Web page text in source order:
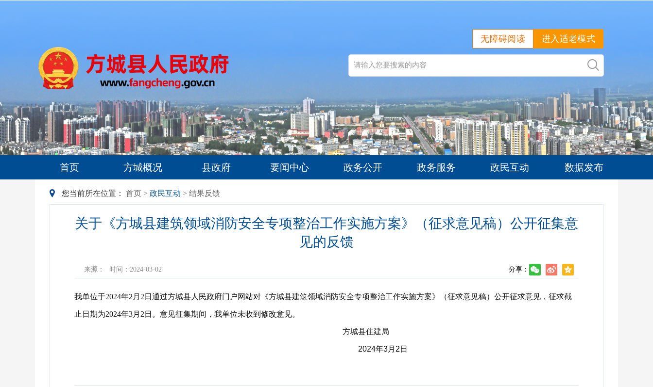
进入适老模式
无障碍阅读
首页 方城概况 县政府 要闻中心 政务公开 政务服务 政民互动 数据发布
您当前所在位置： 首页 > 政民互动 > 结果反馈
关于《方城县建筑领域消防安全专项整治工作实施方案》（征求意见稿）公开征集意
见的反馈
来源： 时间：2024-03-02 分享：
我单位于2024年2月2日通过方城县人民政府门户网站对 《方城县建筑领域消防安全专项整治工作实施方案》 （征求意见稿）公开征求意见，征求截
止日期为2024年3月2日。意见征集期间，我单位未收到修改意见。
方城县住建局
2024年3月2日